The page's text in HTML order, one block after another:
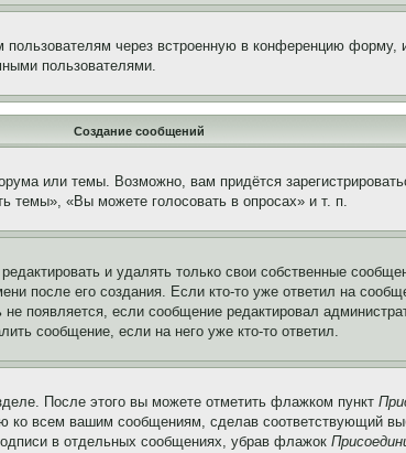
пользователям через встроенную в конференцию
пользователями.
Создание сообщений
или темы. Возможно, вам придётся
темы», «Вы можете голосовать в опросах» и т. п.
и удалять только свои собственные
после его создания. Если кто-то уже ответил на
появляется, если сообщение редактировал
сообщение, если на него уже кто-то ответил.
После этого вы можете отметить флажком пункт
всем вашим сообщениям, сделав соответствующий
в отдельных сообщениях, убрав флажок